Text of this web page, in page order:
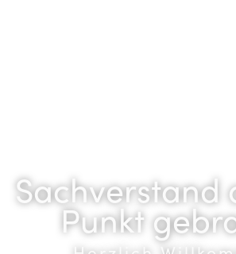
Sachverstand
Punkt